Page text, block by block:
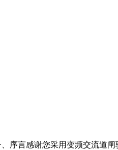
序言感谢您采用变频交流道